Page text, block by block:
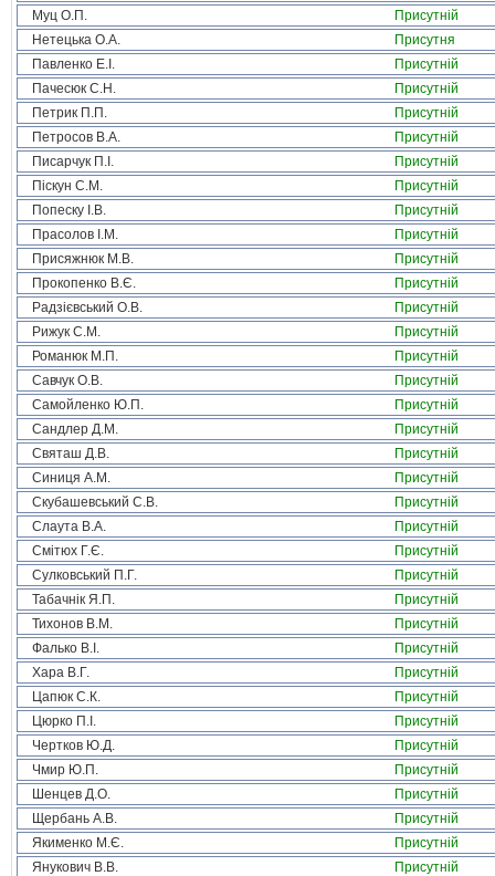
Муц О.П.
Присутній
Нетецька О.А.
Присутня
Павленко Е.І.
Присутній
Пачесюк С.Н.
Присутній
Петрик П.П.
Присутній
Петросов В.А.
Присутній
Писарчук П.І.
Присутній
Піскун С.М.
Присутній
Попеску І.В.
Присутній
Прасолов І.М.
Присутній
Присяжнюк М.В.
Присутній
Прокопенко В.Є.
Присутній
Радзієвський О.В.
Присутній
Рижук С.М.
Присутній
Романюк М.П.
Присутній
Савчук О.В.
Присутній
Самойленко Ю.П.
Присутній
Сандлер Д.М.
Присутній
Святаш Д.В.
Присутній
Синиця А.М.
Присутній
Скубашевський С.В.
Присутній
Слаута В.А.
Присутній
Смітюх Г.Є.
Присутній
Сулковський П.Г.
Присутній
Табачнік Я.П.
Присутній
Тихонов В.М.
Присутній
Фалько В.І.
Присутній
Хара В.Г.
Присутній
Цапюк С.К.
Присутній
Цюрко П.І.
Присутній
Чертков Ю.Д.
Присутній
Чмир Ю.П.
Присутній
Шенцев Д.О.
Присутній
Щербань А.В.
Присутній
Якименко М.Є.
Присутній
Янукович В.В.
Присутній